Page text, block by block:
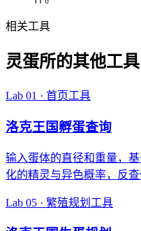
相关工具
灵蛋所的其他工具
Lab 01 · 首页工具
洛克王国孵蛋查询
输入蛋体的直径和重量，
化的精灵与异色概率，反查
Lab 05 · 繁殖规划工具